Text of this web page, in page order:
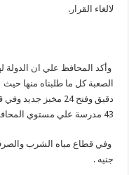
لالغاء القرار.
وأكد المحافظ علي ان الدولة
دقيق وفتح 24 مخبز
43 مدرسة علي مستوي المحافظة ، وتم استلام 10 مدارس جديدة.
جنيه .